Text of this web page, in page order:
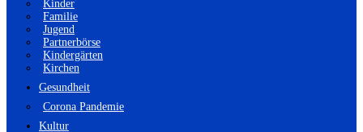
Kinder
Familie
Jugend
Partnerbörse
Kindergärten
Kirchen
Gesundheit
Corona Pandemie
Kultur